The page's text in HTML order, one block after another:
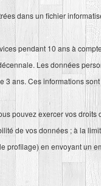
dans un fichier
pendant 10 ans à
Les données
ans. Ces informations
pouvez exercer vos droits
de vos données ; à la
profilage) en envoyant un